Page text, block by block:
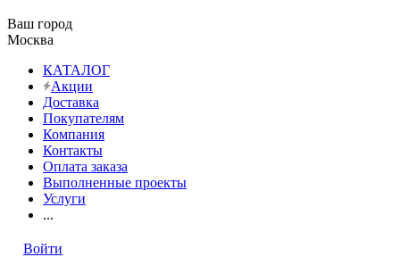
Ваш город
Москва
КАТАЛОГ
Акции
Доставка
Покупателям
Компания
Контакты
Оплата заказа
Выполненные проекты
Услуги
...
Войти